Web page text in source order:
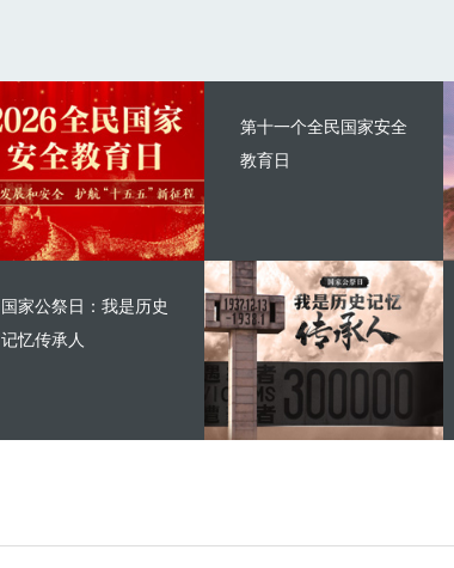
第十一个全民国家安全
教育日
国家公祭日：我是历史
记忆传承人